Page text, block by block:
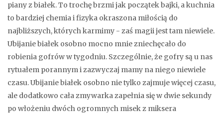
Sklep
Koszyk
PLN
piany z białek. To trochę brzmi jak początek bajki, a kuchnia
to bardziej chemia i fizyka okraszona miłością do
najbliższych, których karmimy - zaś magii jest tam niewiele.
Ubijanie białek osobno mocno mnie zniechęcało do
robienia gofrów w tygodniu. Szczególnie, że gofry są u nas
rytuałem porannym i zazwyczaj mamy na niego niewiele
czasu. Ubijanie białek osobno nie tylko zajmuje więcej czasu,
ale dodatkowo cała zmywarka zapełnia się w dwie sekundy
po włożeniu dwóch ogromnych misek z miksera